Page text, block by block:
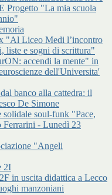
Progetto "La mia scuola
"Al Liceo Medi l’incontro
liste e sogni di scrittura"
accendi la mente" in
dell'Universita'
banco alla cattedra: il
De Simone
soul-funk "Pace,
Ferrarini - Lunedì 23
"Angeli
2I
in uscita didattica a Lecco
manzoniani